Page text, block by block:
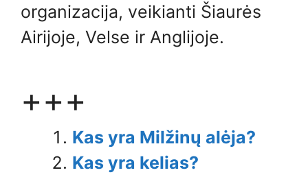
organizacija, veikianti Šiaurės
Airijoje, Velse ir Anglijoje.
+++
Kas yra Milžinų alėja?
Kas yra kelias?